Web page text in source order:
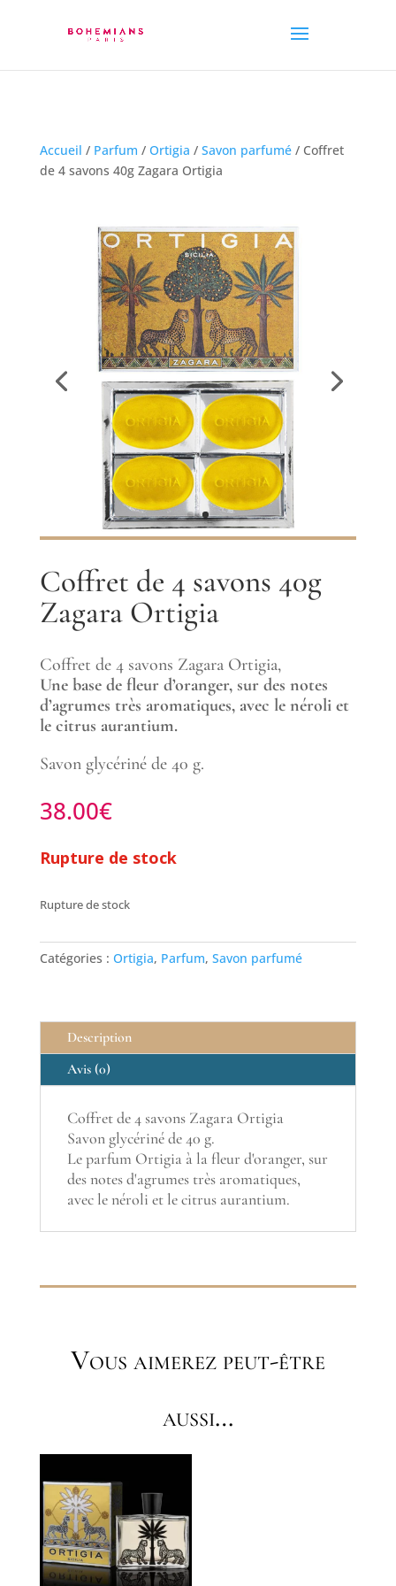
Accueil / Parfum / Ortigia / Savon parfumé/ Coffret
de 4 savons 40g Zagara Ortigia
Coffret de 4 savons 40g
Zagara Ortigia
Coffret de 4 savons Zagara Ortigia,
Une base de fleur d’oranger, sur des notes
d’agrumes très aromatiques, avec le néroli et
le citrus aurantium.
Savon glycériné de 40 g.
38.00€
Rupture de stock
Rupture de stock
Catégories : Ortigia, Parfum, Savon parfumé
Description
Avis (0)
Coffret de 4 savons Zagara Ortigia
Savon glycériné de 40 g.
Le parfum Ortigia à la fleur d'oranger, sur
des notes d'agrumes très aromatiques,
avec le néroli et le citrus aurantium.
Vous aimerez peut-être
aussi…